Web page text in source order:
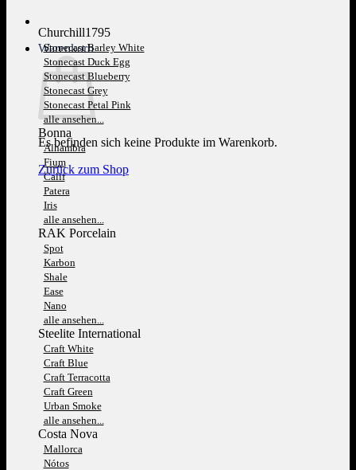
Warenkorb
Es befinden sich keine Produkte im Warenkorb.
Zurück zum Shop
Churchill1795
Stonecast Barley White
Stonecast Duck Egg
Stonecast Blueberry
Stonecast Grey
Stonecast Petal Pink
alle ansehen...
Bonna
Alhambra
Fium
Calif
Patera
Iris
alle ansehen...
RAK Porcelain
Spot
Karbon
Shale
Ease
Nano
alle ansehen...
Steelite International
Craft White
Craft Blue
Craft Terracotta
Craft Green
Urban Smoke
alle ansehen...
Costa Nova
Mallorca
Nótos